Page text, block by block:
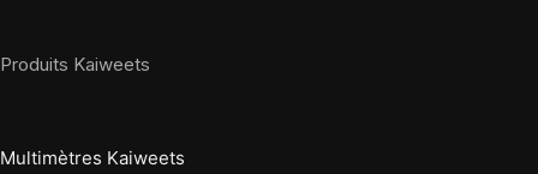
Produits Kaiweets
Multimètres Kaiweets